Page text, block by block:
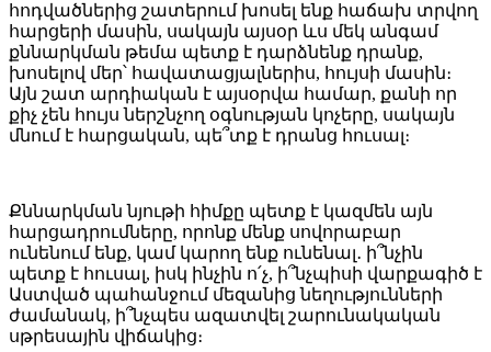
հոդվածներից շատերում խոսել ենք հաճախ տրվող
հարցերի մասին, սակայն այսօր ևս մեկ անգամ
քննարկման թեմա պետք է դարձնենք դրանք,
խոսելով մեր՝ հավատացյալներիս, հույսի մասին։
Այն շատ արդիական է այսօրվա համար, քանի որ
քիչ չեն հույս ներշնչող օգնության կոչերը, սակայն
մնում է հարցական, պե՞տք է դրանց հուսալ։
Քննարկման նյութի հիմքը պետք է կազմեն այն
հարցադրումները, որոնք մենք սովորաբար
ունենում ենք, կամ կարող ենք ունենալ․ ի՞նչին
պետք է հուսալ, իսկ ինչին ո՛չ, ի՞նչպիսի վարքագիծ է
Աստված պահանջում մեզանից նեղությունների
ժամանակ, ի՞նչպես ազատվել շարունակական
սթրեսային վիճակից։